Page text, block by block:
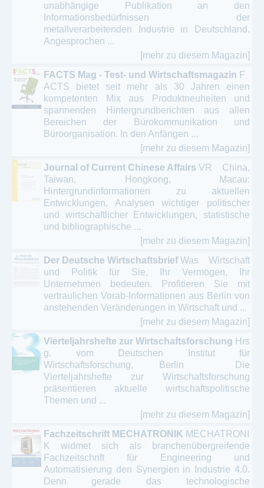
unabhängige Publikation an den
Informationsbedürfnissen der
metallverarbeitenden Industrie in Deutschland.
Angesprochen ...
[mehr zu diesem Magazin]
FACTS Mag - Test- und Wirtschaftsmagazin F
ACTS bietet seit mehr als 30 Jahren einen
kompetenten Mix aus Produktneuheiten und
spannenden Hintergrundberichten aus allen
Bereichen der Bürokommunikation und
Büroorganisation. In den Anfängen ...
[mehr zu diesem Magazin]
Journal of Current Chinese Affairs VR China,
Taiwan, Hongkong, Macau:
Hintergrundinformationen zu aktuellen
Entwicklungen, Analysen wichtiger politischer
und wirtschaftlicher Entwicklungen, statistische
und bibliographische ...
[mehr zu diesem Magazin]
Der Deutsche Wirtschaftsbrief Was Wirtschaft
und Politik für Sie, Ihr Vermögen, Ihr
Unternehmen bedeuten. Profitieren Sie mit
vertraulichen Vorab-Informationen aus Berlin von
anstehenden Veränderungen in Wirtschaft und ...
[mehr zu diesem Magazin]
Vierteljahrshefte zur Wirtschaftsforschung Hrs
g. vom Deutschen Institut für
Wirtschaftsforschung, Berlin Die
Vierteljahrshefte zur Wirtschaftsforschung
präsentieren aktuelle wirtschaftspolitische
Themen und ...
[mehr zu diesem Magazin]
Fachzeitschrift MECHATRONIK MECHATRONI
K widmet sich als branchenübergreifende
Fachzeitschrift für Engineering und
Automatisierung den Synergien in Industrie 4.0.
Denn gerade das technologische